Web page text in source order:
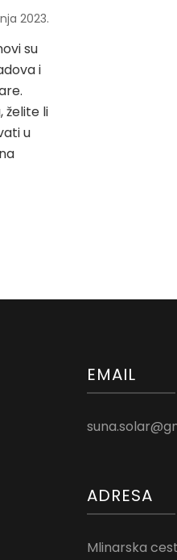
2023.
su
i
želite li
u
EMAIL
ADRESA
Mlinarska